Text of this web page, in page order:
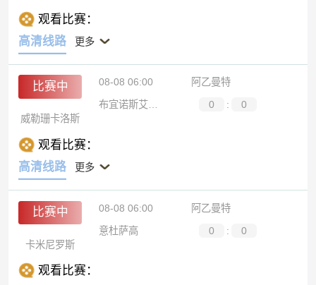
观看比赛：
高清线路
更多
比赛中 08-08 06:00
阿乙曼特
布宜诺斯艾利斯通讯
0 :
0
威勒珊卡洛斯
观看比赛：
高清线路
更多
比赛中 08-08 06:00
阿乙曼特
意杜萨高
0 :
0
卡米尼罗斯
观看比赛：